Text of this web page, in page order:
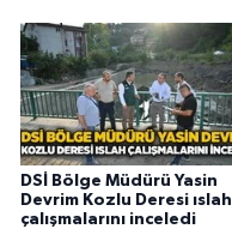
DSİ Bölge Müdürü Yasin
Devrim Kozlu Deresi ıslah
çalışmalarını inceledi